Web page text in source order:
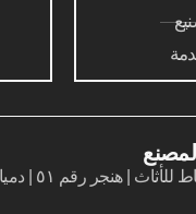
| هنجر رقم ٥١ | دمياط